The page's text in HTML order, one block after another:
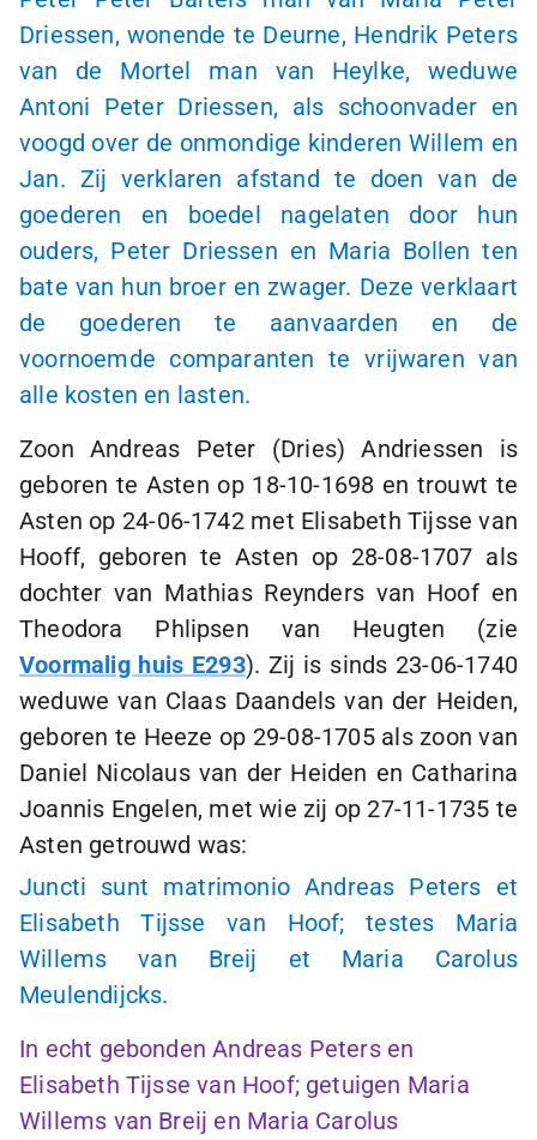
Driessen, wonende te Deurne, Hendrik Peters
van de Mortel man van Heylke, weduwe
Antoni Peter Driessen, als schoonvader en
voogd over de onmondige kinderen Willem en
Jan. Zij verklaren afstand te doen van de
goederen en boedel nagelaten door hun
ouders, Peter Driessen en Maria Bollen ten
bate van hun broer en zwager. Deze verklaart
de goederen te aanvaarden en de
voornoemde comparanten te vrijwaren van
alle kosten en lasten.
Zoon Andreas Peter (Dries) Andriessen is
geboren te Asten op 18-10-1698 en trouwt te
Asten op 24-06-1742met Elisabeth Tijsse van
Hooff, geboren te Asten op 28-08-1707 als
dochter van Mathias Reynders van Hoof en
Theodora Phlipsen van Heugten (zie
Voormalig huis E293). Zij is sinds 23-06-1740
weduwe van Claas Daandels van der Heiden,
geboren te Heeze op 29-08-1705als zoon van
Daniel Nicolaus van der Heiden en Catharina
Joannis Engelen, met wie zij op 27-11-1735 te
Asten getrouwd was:
Juncti sunt matrimonio Andreas Peters et
Elisabeth Tijsse van Hoof; testes Maria
Willems van Breij et Maria Carolus
Meulendijcks.
In echt gebonden Andreas Peters en
Elisabeth Tijsse van Hoof; getuigen Maria
Willems van Breij en Maria Carolus